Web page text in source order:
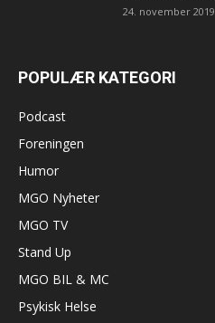
24. november 2019
POPULÆR KATEGORI
Podcast
Foreningen
Humor
MGO Nyheter
MGO TV
Stand Up
MGO BIL & MC
Psykisk Helse